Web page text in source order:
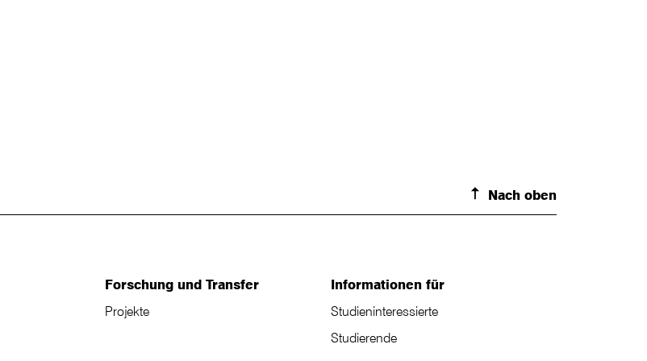
Nach oben
Forschung und Transfer
Projekte
Informationen für
Studieninteressierte
Studierende